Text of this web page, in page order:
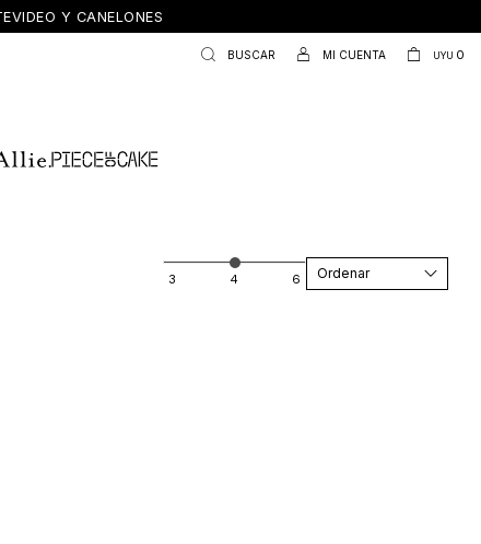
Y CANELONES
UYU 0
Recomendados